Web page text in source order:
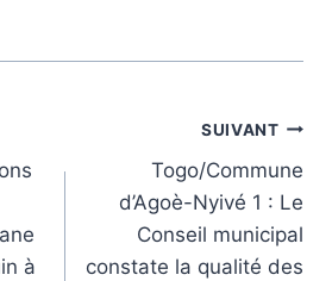
à
SUIVANT
Togo/Commune
d’Agoè-Nyivé 1 : Le
Conseil municipal
constate la qualité des